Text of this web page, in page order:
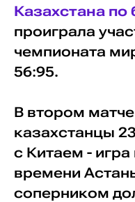
Казахстана по
проиграла
чемпионата
56:95.
В втором
казахстанцы
с Китаем - игра
времени
соперником